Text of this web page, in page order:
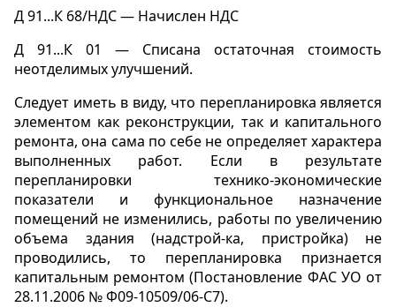
Д 91...К 68/НДС — Начислен НДС
Д 91...К 01 — Списана остаточная стоимость
неотделимых улучшений.
Следует иметь в виду, что перепланировка является
элементом как реконструкции, так и капитального
ремонта, она сама по себе не определяет характера
выполненных работ. Если в результате
перепланировки технико-экономические
показатели и функциональное назначение
помещений не изменились, работы по увеличению
объема здания (надстрой-ка, пристройка) не
проводились, то перепланировка признается
капитальным ремонтом (Постановление ФАС УО от
28.11.2006 № Ф09-10509/06-С7).